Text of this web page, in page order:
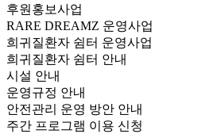
후원홍보사업
RARE DREAMZ 운영사업
희귀질환자 쉼터 운영사업
희귀질환자 쉼터 안내
시설 안내
운영규정 안내
안전관리 운영 방안 안내
주간 프로그램 이용 신청